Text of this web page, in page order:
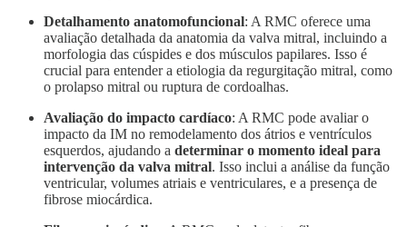
Detalhamento anatomofuncional: A RMC oferece uma
avaliação detalhada da anatomia da valva mitral, incluindo a
morfologia das cúspides e dos músculos papilares. Isso é
crucial para entender a etiologia da regurgitação mitral, como
o prolapso mitral ou ruptura de cordoalhas.
Avaliação do impacto cardíaco: A RMC pode avaliar o
impacto da IM no remodelamento dos átrios e ventrículos
esquerdos, ajudando a determinar o momento ideal para
intervenção da valva mitral. Isso inclui a análise da função
ventricular, volumes atriais e ventriculares, e a presença de
fibrose miocárdica.